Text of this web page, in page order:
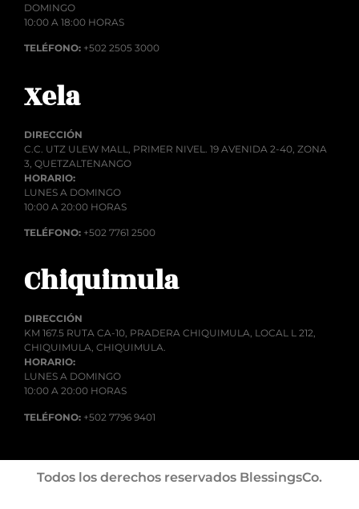
DOMINGO
10:00 A 18:00 HORAS
TELÉFONO: +502 2505 3000
Xela
DIRECCIÓN
C.C. UTZ ULEW MALL, PRIMER NIVEL. 19 AVENIDA 2-40, ZONA
3, QUETZALTENANGO
HORARIO:
LUNES A DOMINGO
10:00 A 20:00 HORAS
TELÉFONO: +502 7761 2500
Chiquimula
DIRECCIÓN
KM 167.5 RUTA CA-10, PRADERA CHIQUIMULA, LOCAL L 212,
CHIQUIMULA, CHIQUIMULA.
HORARIO:
LUNES A DOMINGO
10:00 A 20:00 HORAS
TELÉFONO: +502 7796 9401
Todos los derechos reservados BlessingsCo.